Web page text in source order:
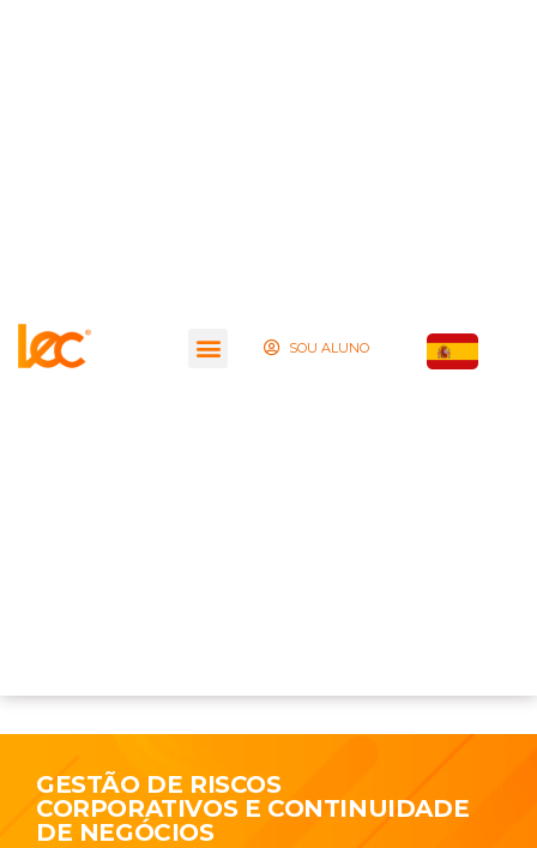
SOU ALUNO
GESTÃO DE RISCOS
CORPORATIVOS E CONTINUIDADE
DE NEGÓCIOS